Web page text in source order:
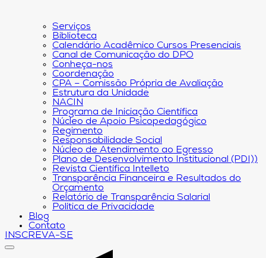
Serviços
Biblioteca
Calendário Acadêmico Cursos Presenciais
Canal de Comunicação do DPO
Conheça-nos
Coordenação
CPA – Comissão Própria de Avaliação
Estrutura da Unidade
NACIN
Programa de Iniciação Científica
Núcleo de Apoio Psicopedagógico
Regimento
Responsabilidade Social
Núcleo de Atendimento ao Egresso
Plano de Desenvolvimento Institucional (PDI))
Revista Científica Intelleto
Transparência Financeira e Resultados do
Orçamento
Relatório de Transparência Salarial
Política de Privacidade
Blog
Contato
INSCREVA-SE